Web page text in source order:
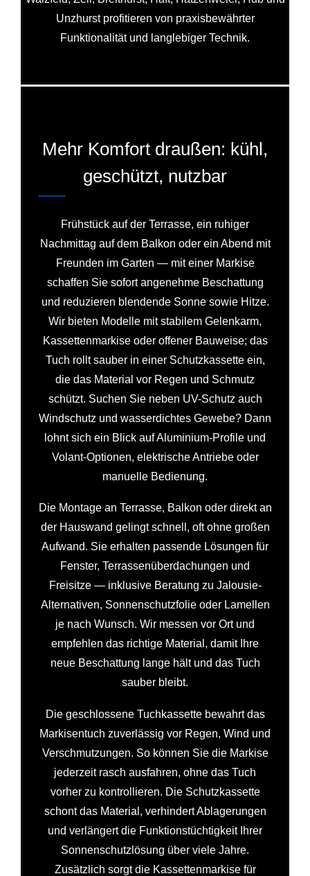
Unzhurst profitieren von praxisbewährter
Funktionalität und langlebiger Technik.
Mehr Komfort draußen: kühl,
geschützt, nutzbar
Frühstück auf der Terrasse, ein ruhiger
Nachmittag auf dem Balkon oder ein Abend mit
Freunden im Garten — mit einer Markise
schaffen Sie sofort angenehme Beschattung
und reduzieren blendende Sonne sowie Hitze.
Wir bieten Modelle mit stabilem Gelenkarm,
Kassettenmarkise oder offener Bauweise; das
Tuch rollt sauber in einer Schutzkassette ein,
die das Material vor Regen und Schmutz
schützt. Suchen Sie neben UV-Schutz auch
Windschutz und wasserdichtes Gewebe? Dann
lohnt sich ein Blick auf Aluminium-Profile und
Volant-Optionen, elektrische Antriebe oder
manuelle Bedienung.
Die Montage an Terrasse, Balkon oder direkt an
der Hauswand gelingt schnell, oft ohne großen
Aufwand. Sie erhalten passende Lösungen für
Fenster, Terrassenüberdachungen und
Freisitze — inklusive Beratung zu Jalousie-
Alternativen, Sonnenschutzfolie oder Lamellen
je nach Wunsch. Wir messen vor Ort und
empfehlen das richtige Material, damit Ihre
neue Beschattung lange hält und das Tuch
sauber bleibt.
Die geschlossene Tuchkassette bewahrt das
Markisentuch zuverlässig vor Regen, Wind und
Verschmutzungen. So können Sie die Markise
jederzeit rasch ausfahren, ohne das Tuch
vorher zu kontrollieren. Die Schutzkassette
schont das Material, verhindert Ablagerungen
und verlängert die Funktionstüchtigkeit Ihrer
Sonnenschutzlösung über viele Jahre.
Zusätzlich sorgt die Kassettenmarkise für